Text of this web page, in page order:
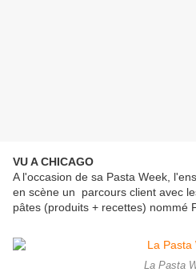
VU A CHICAGO
A l'occasion de sa Pasta Week,
en scène un parcours client avec
pâtes (produits + recettes) nommé
La Pasta